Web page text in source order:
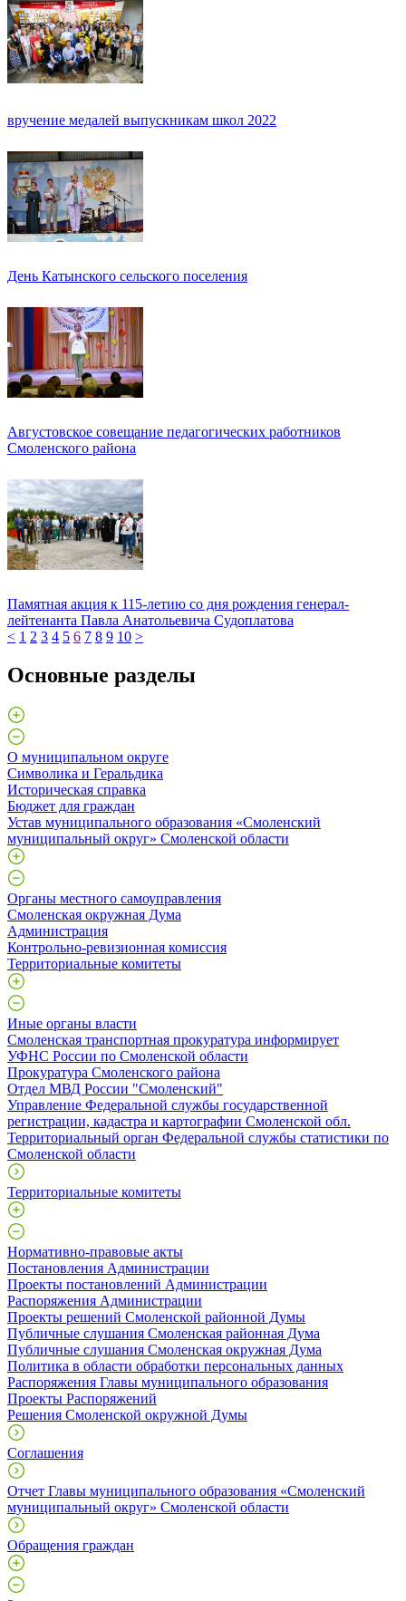
вручение медалей выпускникам школ 2022
День Катынского сельского поселения
Августовское совещание педагогических работников
Смоленского района
Памятная акция к 115-летию со дня рождения генерал-
лейтенанта Павла Анатольевича Судоплатова
< 1 2 3 4 5 6 7 8 9 10 >
Основные разделы
О муниципальном округе
Символика и Геральдика
Историческая справка
Бюджет для граждан
Устав муниципального образования «Смоленский
муниципальный округ» Смоленской области
Органы местного самоуправления
Смоленская окружная Дума
Администрация
Контрольно-ревизионная комиссия
Территориальные комитеты
Иные органы власти
Смоленская транспортная прокуратура информирует
УФНС России по Смоленской области
Прокуратура Смоленского района
Отдел МВД России "Смоленский"
Управление Федеральной службы государственной
регистрации, кадастра и картографии Смоленской обл.
Территориальный орган Федеральной службы статистики по
Смоленской области
Территориальные комитеты
Нормативно-правовые акты
Постановления Администрации
Проекты постановлений Администрации
Распоряжения Администрации
Проекты решений Смоленской районной Думы
Публичные слушания Смоленская районная Дума
Публичные слушания Смоленская окружная Дума
Политика в области обработки персональных данных
Распоряжения Главы муниципального образования
Проекты Распоряжений
Решения Смоленской окружной Думы
Соглашения
Отчет Главы муниципального образования «Смоленский
муниципальный округ» Смоленской области
Обращения граждан